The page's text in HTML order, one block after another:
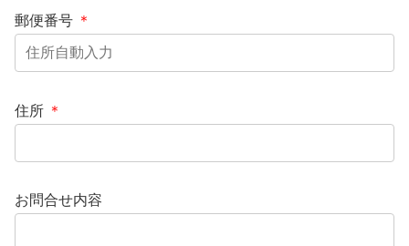
郵便番号 ＊
住所 ＊
お問合せ内容